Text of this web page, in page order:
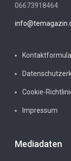
06673918464
Cookie-
Impressum
Mediadaten